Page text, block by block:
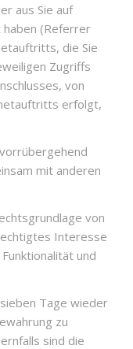
aus Sie auf
(Referrer
die Sie
Zugriffs
von
erfolgt,
mit anderen
von
Interesse
und
Tage wieder
zu
sind die